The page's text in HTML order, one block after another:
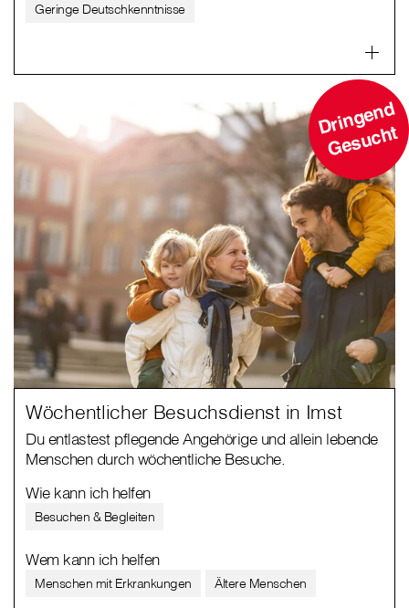
Geringe Deutschkenntnisse
D
ri
n
g
e
n
d
G
e
s
u
c
ht
Wöchentlicher Besuchsdienst in Imst
Du entlastest pflegende Angehörige und allein lebende
Menschen durch wöchentliche Besuche.
Wie kann ich helfen
Besuchen & Begleiten
Wem kann ich helfen
Menschen mit Erkrankungen Ältere Menschen